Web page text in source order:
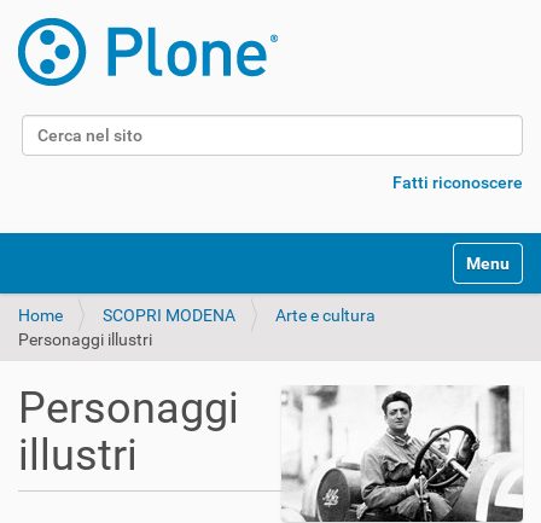
Cerca nel sito
Fatti riconoscere
Alterna
Home SCOPRI MODENA
Arte e cultura
Personaggi illustri
Personaggi
illustri